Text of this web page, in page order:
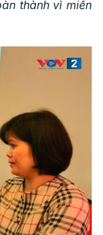
thành vì miền